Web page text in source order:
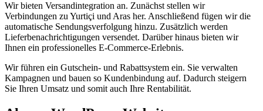
Wir bieten Versandintegration an. Zunächst stellen wir
Verbindungen zu Yurtiçi und Aras her. Anschließend fügen wir die
automatische Sendungsverfolgung hinzu. Zusätzlich werden
Lieferbenachrichtigungen versendet. Darüber hinaus bieten wir
Ihnen ein professionelles E-Commerce-Erlebnis.
Wir führen ein Gutschein- und Rabattsystem ein. Sie verwalten
Kampagnen und bauen so Kundenbindung auf. Dadurch steigern
Sie Ihren Umsatz und somit auch Ihre Rentabilität.